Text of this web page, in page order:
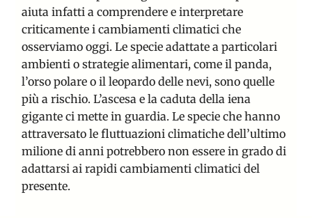
aiuta infatti a comprendere e interpretare
criticamente i cambiamenti climaticiche
osserviamo oggi. Le specie adattate a particolari
ambienti o strategie alimentari, come il panda,
l’orso polare o il leopardo delle nevi, sono quelle
più a rischio. L’ascesa e la caduta della iena
gigante ci mette in guardia. Le specie che hanno
attraversato le fluttuazioni climatiche dell’ultimo
milione di anni potrebbero non essere in grado di
adattarsi ai rapidi cambiamenti climatici del
presente.